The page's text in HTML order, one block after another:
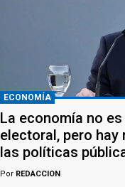
ECONOMÍA
La economía no
electoral, pero hay
las políticas
Por REDACCION